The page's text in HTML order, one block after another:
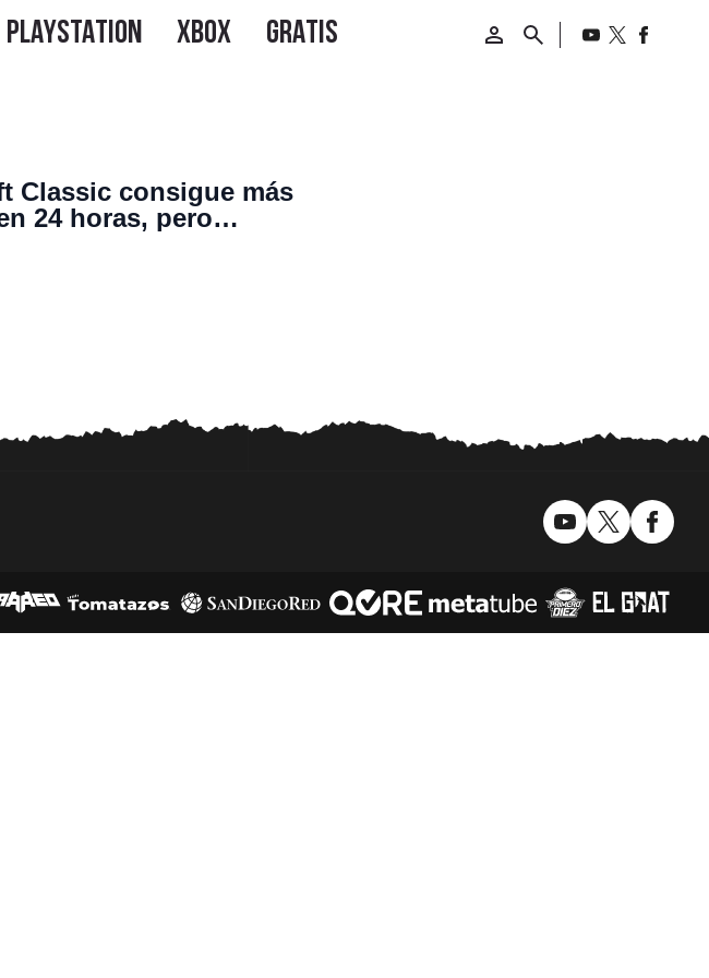
Classic consigue más
24 horas, pero
loco”